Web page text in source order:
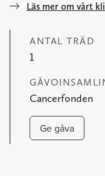
Läs mer om vårt
ANTAL TRÄD
1
Cancerfonden
Ge gåva